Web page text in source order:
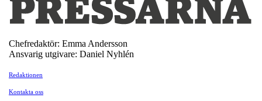
Chefredaktör: Emma Andersson
Ansvarig utgivare: Daniel Nyhlén
Redaktionen
Kontakta oss